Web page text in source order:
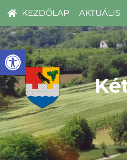
Eszköztár megnyitása
KEZDŐLAP AKTUÁLIS